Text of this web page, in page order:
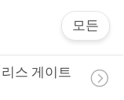
모든
스 게이트